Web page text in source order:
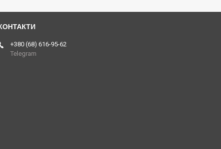
+380 (68) 616-95-62
Telegram